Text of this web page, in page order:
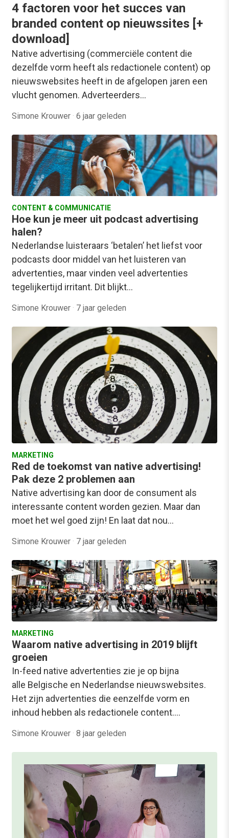
4 factoren voor het succes van
branded content op nieuwssites [+
download]
Native advertising (commerciële content die
dezelfde vorm heeft als redactionele content) op
nieuwswebsites heeft in de afgelopen jaren een
vlucht genomen. Adverteerders…
Simone Krouwer · 6 jaar geleden
CONTENT & COMMUNICATIE
Hoe kun je meer uit podcast advertising
halen?
Nederlandse luisteraars ‘betalen’ het liefst voor
podcasts door middel van het luisteren van
advertenties, maar vinden veel advertenties
tegelijkertijd irritant. Dit blijkt…
Simone Krouwer · 7 jaar geleden
MARKETING
Red de toekomst van native advertising!
Pak deze 2 problemen aan
Native advertising kan door de consument als
interessante content worden gezien. Maar dan
moet het wel goed zijn! En laat dat nou…
Simone Krouwer · 7 jaar geleden
MARKETING
Waarom native advertising in 2019 blijft
groeien
In-feed native advertenties zie je op bijna
alle Belgische en Nederlandse nieuwswebsites.
Het zijn advertenties die eenzelfde vorm en
inhoud hebben als redactionele content.…
Simone Krouwer · 8 jaar geleden